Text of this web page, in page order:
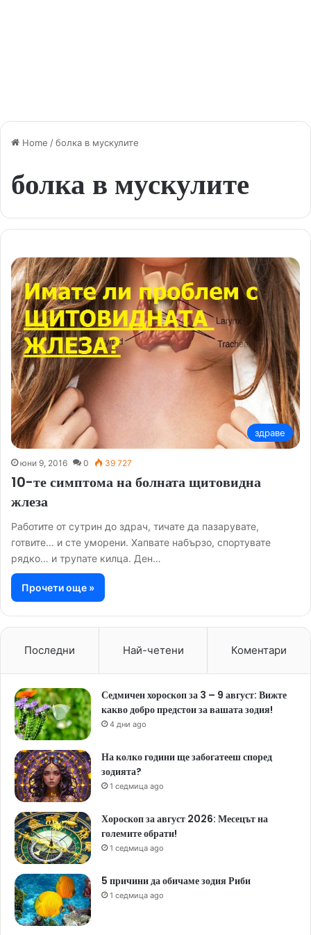
Home /болка в мускулите
болка в мускулите
здраве
юни 9, 2016 0 39 727
10-те симптома на болната щитовидна
жлеза
Работите от сутрин до здрач, тичате да пазарувате,
готвите… и сте уморени. Хапвате набързо, спортувате
рядко… и трупате килца. Ден…
Прочети още »
Последни Най-четени Коментари
Седмичен хороскоп за 3 – 9 август: Вижте
какво добро предстои за вашата зодия!
4 дни ago
На колко години ще забогатееш според
зодията?
1 седмица ago
Хороскоп за август 2026: Месецът на
големите обрати!
1 седмица ago
5 причини да обичаме зодия Риби
1 седмица ago